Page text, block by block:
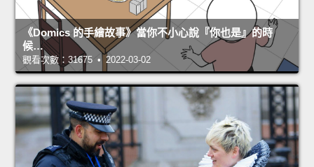
《Domics 的手繪故事》當你不小心說『你也是』的時
候…
觀看次數：31675 • 2022-03-02